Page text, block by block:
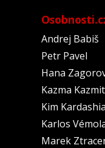
Andrej Babiš
Petr Pavel
Hana
Kazma
Kim
Karlos
Marek